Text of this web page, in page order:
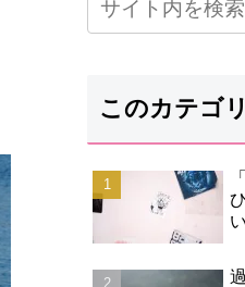
このカテゴ